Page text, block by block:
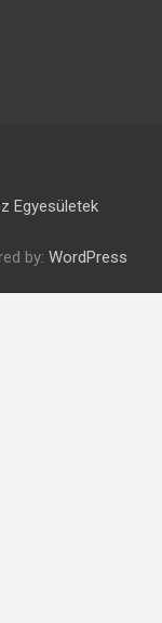
Egyesületek
by: WordPress